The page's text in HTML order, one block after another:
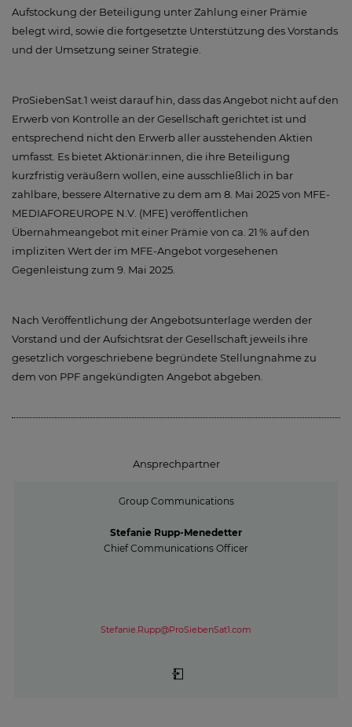
Aufstockung der Beteiligung unter Zahlung einer Prämie
belegt wird, sowie die fortgesetzte Unterstützung des Vorstands
und der Umsetzung seiner Strategie.
ProSiebenSat.1 weist darauf hin, dass das Angebot nicht auf den
Erwerb von Kontrolle an der Gesellschaft gerichtet ist und
entsprechend nicht den Erwerb aller ausstehenden Aktien
umfasst. Es bietet Aktionär:innen, die ihre Beteiligung
kurzfristig veräußern wollen, eine ausschließlich in bar
zahlbare, bessere Alternative zu dem am 8. Mai 2025 von MFE-
MEDIAFOREUROPE N.V. (MFE) veröffentlichen
Übernahmeangebot mit einer Prämie von ca. 21 % auf den
impliziten Wert der im MFE-Angebot vorgesehenen
Gegenleistung zum 9. Mai 2025.
Nach Veröffentlichung der Angebotsunterlage werden der
Vorstand und der Aufsichtsrat der Gesellschaft jeweils ihre
gesetzlich vorgeschriebene begründete Stellungnahme zu
dem von PPF angekündigten Angebot abgeben.
Ansprechpartner
Group Communications
Stefanie Rupp-Menedetter
Chief Communications Officer
Stefanie.Rupp@ProSiebenSat1.com